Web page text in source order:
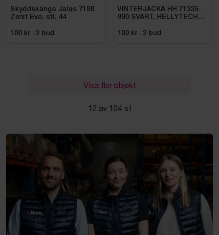
Skyddskänga Jalas 7198
Zenit Evo, stl. 44
100 kr · 2 bud
VINTERJACKA HH 71335-
990 SVART, HELLYTECH
100 kr · 2 bud
Visa fler objekt
12 av 104 st